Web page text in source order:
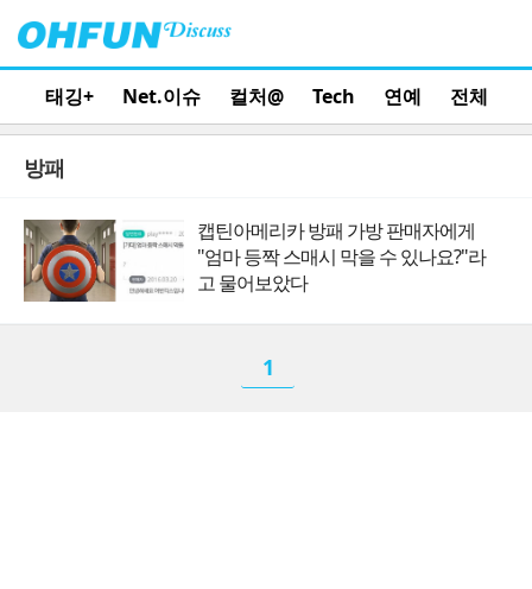
태깅+ Net.이슈 컬처@ Tech 연예 전체
방패
캡틴아메리카 방패 가방 판매자에게
"엄마 등짝 스매시 막을 수 있나요?"라
고 물어보았다
1